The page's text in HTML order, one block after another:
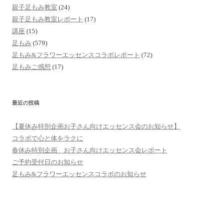
親子足もみ教室 (24)
親子足もみ教室レポート (17)
講座 (15)
足もみ (579)
足もみ&フラワーエッセンスコラボレポート (72)
足もみご感想 (17)
最近の投稿
【夏休み特別企画お子さん向けエッセンス会のお知らせ】
コラボで心と体をラクに
春休み特別企画 お子さん向けエッセンス会レポート
ご予約受付日のお知らせ
足もみ&フラワーエッセンスコラボのお知らせ